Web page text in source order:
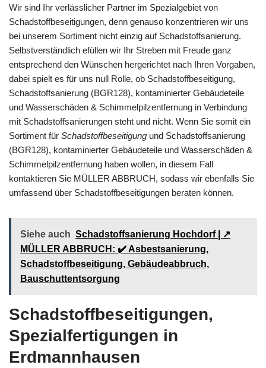
Wir sind Ihr verlässlicher Partner im Spezialgebiet von
Schadstoffbeseitigungen, denn genauso konzentrieren wir uns
bei unserem Sortiment nicht einzig auf Schadstoffsanierung.
Selbstverständlich efüllen wir Ihr Streben mit Freude ganz
entsprechend den Wünschen hergerichtet nach Ihren Vorgaben,
dabei spielt es für uns null Rolle, ob Schadstoffbeseitigung,
Schadstoffsanierung (BGR128), kontaminierter Gebäudeteile
und Wasserschäden & Schimmelpilzentfernung in Verbindung
mit Schadstoffsanierungen steht und nicht. Wenn Sie somit ein
Sortiment für Schadstoffbeseitigung und Schadstoffsanierung
(BGR128), kontaminierter Gebäudeteile und Wasserschäden &
Schimmelpilzentfernung haben wollen, in diesem Fall
kontaktieren Sie MÜLLER ABBRUCH, sodass wir ebenfalls Sie
umfassend über Schadstoffbeseitigungen beraten können.
Siehe auch Schadstoffsanierung Hochdorf | ↗️
MÜLLER ABBRUCH: ✔️ Asbestsanierung,
Schadstoffbeseitigung, Gebäudeabbruch,
Bauschuttentsorgung
Schadstoffbeseitigungen,
Spezialfertigungen in
Erdmannhausen